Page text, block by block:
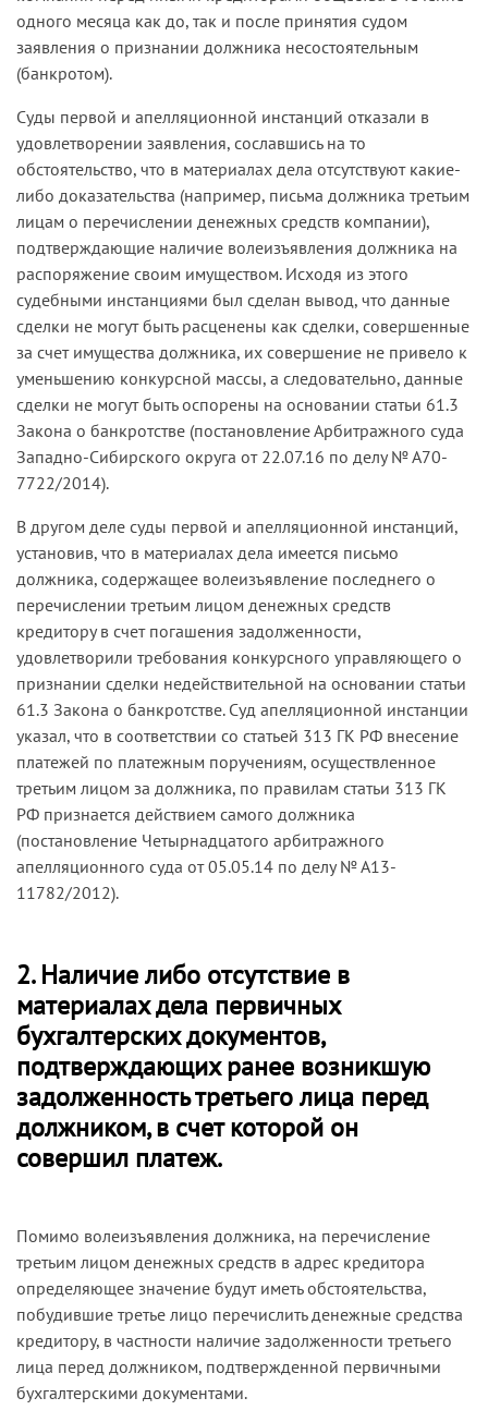
одного месяца как до, так и после принятия судом
заявления о признании должника несостоятельным
(банкротом).
Суды первой и апелляционной инстанций отказали в
удовлетворении заявления, сославшись на то
обстоятельство, что в материалах дела отсутствуют какие-
либо доказательства (например, письма должника третьим
лицам о перечислении денежных средств компании),
подтверждающие наличие волеизъявления должника на
распоряжение своим имуществом. Исходя из этого
судебными инстанциями был сделан вывод, что данные
сделки не могут быть расценены как сделки, совершенные
за счет имущества должника, их совершение не привело к
уменьшению конкурсной массы, а следовательно, данные
сделки не могут быть оспорены на основании статьи 61.3
Закона о банкротстве (постановление Арбитражного суда
Западно-Сибирского округа от 22.07.16 по делу № А70-
7722/2014).
В другом деле суды первой и апелляционной инстанций,
установив, что в материалах дела имеется письмо
должника, содержащее волеизъявление последнего о
перечислении третьим лицом денежных средств
кредитору в счет погашения задолженности,
удовлетворили требования конкурсного управляющего о
признании сделки недействительной на основании статьи
61.3 Закона о банкротстве. Суд апелляционной инстанции
указал, что в соответствии со статьей 313 ГК РФ внесение
платежей по платежным поручениям, осуществленное
третьим лицом за должника, по правилам статьи 313 ГК
РФ признается действием самого должника
(постановление Четырнадцатого арбитражного
апелляционного суда от 05.05.14 по делу № А13-
11782/2012).
2. Наличие либо отсутствие в
материалах дела первичных
бухгалтерских документов,
подтверждающих ранее возникшую
задолженность третьего лица перед
должником, в счет которой он
совершил платеж.
Помимо волеизъявления должника, на перечисление
третьим лицом денежных средств в адрес кредитора
определяющее значение будут иметь обстоятельства,
побудившие третье лицо перечислить денежные средства
кредитору, в частности наличие задолженности третьего
лица перед должником, подтвержденной первичными
бухгалтерскими документами.